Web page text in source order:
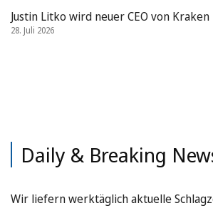
Justin Litko wird neuer CEO von Kraken
28. Juli 2026
Daily & Breaking
Wir liefern werktäglich aktuelle